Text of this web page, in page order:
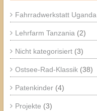
Fahrradwerkstatt Uganda
Lehrfarm Tanzania (2)
Nicht kategorisiert(3)
Ostsee-Rad-Klassik(38)
Patenkinder(4)
Projekte (3)